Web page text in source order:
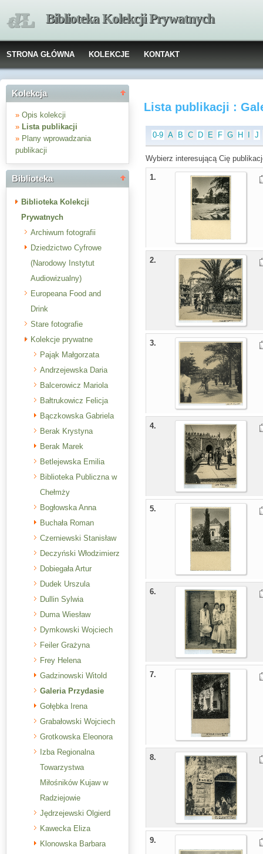
Biblioteka Kolekcji Prywatnych
STRONA GŁÓWNA KOLEKCJE KONTAKT
Kolekcja
» Opis kolekcji
» Lista publikacji
» Plany wprowadzania
publikacji
Biblioteka
Biblioteka Kolekcji
Prywatnych
Archiwum fotografii
Dziedzictwo Cyfrowe
(Narodowy Instytut
Audiowizualny)
Europeana Food and
Drink
Stare fotografie
Kolekcje prywatne
Pająk Małgorzata
Andrzejewska Daria
Balcerowicz Mariola
Bałtrukowicz Felicja
Bączkowska Gabriela
Berak Krystyna
Berak Marek
Betlejewska Emilia
Biblioteka Publiczna w
Chełmży
Bogłowska Anna
Buchała Roman
Czerniewski Stanisław
Deczyński Włodzimierz
Dobiegała Artur
Dudek Urszula
Dullin Sylwia
Duma Wiesław
Dymkowski Wojciech
Feiler Grażyna
Frey Helena
Gadzinowski Witold
Galeria Przydasie
Gołębka Irena
Grabałowski Wojciech
Grotkowska Eleonora
Izba Regionalna
Towarzystwa
Miłośników Kujaw w
Radziejowie
Jędrzejewski Olgierd
Kawecka Eliza
Klonowska Barbara
Lista publikacji :
0-9 A B C D E F G H J
Wybierz interesującą Cię
1.
2.
3.
4.
5.
6.
7.
8.
9.